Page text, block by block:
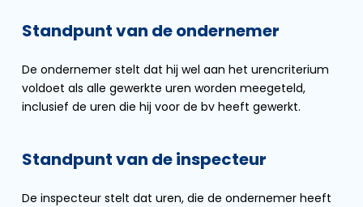
Standpunt van de ondernemer
De ondernemer stelt dat hij wel aan het urencriterium
voldoet als alle gewerkte uren worden meegeteld,
inclusief de uren die hij voor de bv heeft gewerkt.
Standpunt van de inspecteur
De inspecteur stelt dat uren, die de ondernemer heeft